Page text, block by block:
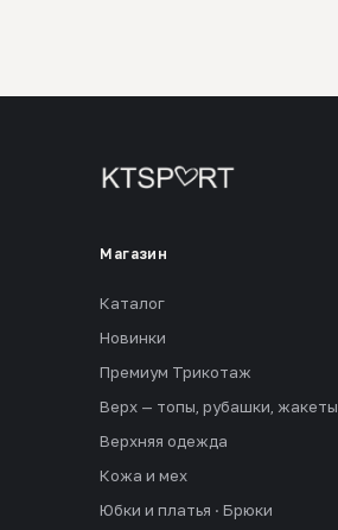
Магазин
Каталог
Новинки
Премиум Трикотаж
Верх — топы, рубашки, жакеты
Верхняя одежда
Кожа и мех
Юбки и платья · Брюки